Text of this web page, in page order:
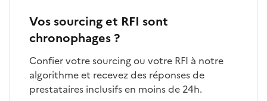
Vos sourcing et RFI sont
chronophages ?
Confier votre sourcing ou votre RFI à notre
algorithme et recevez des réponses de
prestataires inclusifs en moins de 24h.